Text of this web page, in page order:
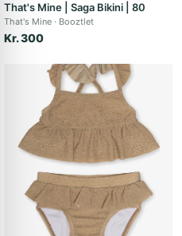
That's Mine | Saga Bikini | 80
That's Mine Booztlet
Kr. 300